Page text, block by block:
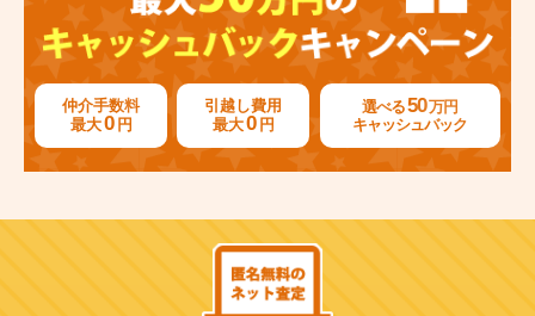
仲介手数料
最大0 円
引越し費用
最大0 円
選べる50万円
キャッシュバック